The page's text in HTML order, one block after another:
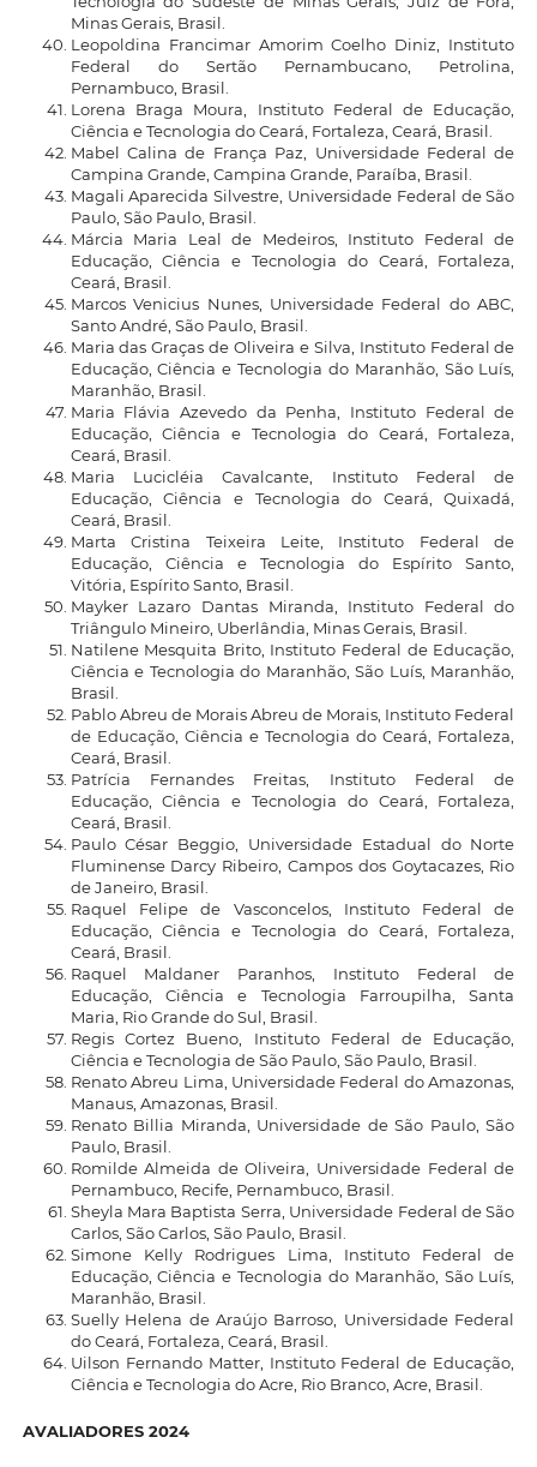
Minas Gerais, Brasil.
Leopoldina Francimar Amorim Coelho Diniz, Instituto
Federal do Sertão Pernambucano, Petrolina,
Pernambuco, Brasil.
Lorena Braga Moura, Instituto Federal de Educação,
Ciência e Tecnologia do Ceará, Fortaleza, Ceará, Brasil.
Mabel Calina de França Paz, Universidade Federal de
Campina Grande, Campina Grande, Paraíba, Brasil.
Magali Aparecida Silvestre, Universidade Federal de São
Paulo, São Paulo, Brasil.
Márcia Maria Leal de Medeiros, Instituto Federal de
Educação, Ciência e Tecnologia do Ceará, Fortaleza,
Ceará, Brasil.
Marcos Venicius Nunes, Universidade Federal do ABC,
Santo André, São Paulo, Brasil.
Maria das Graças de Oliveira e Silva, Instituto Federal de
Educação, Ciência e Tecnologia do Maranhão, São Luís,
Maranhão, Brasil.
Maria Flávia Azevedo da Penha, Instituto Federal de
Educação, Ciência e Tecnologia do Ceará, Fortaleza,
Ceará, Brasil.
Maria Lucicléia Cavalcante, Instituto Federal de
Educação, Ciência e Tecnologia do Ceará, Quixadá,
Ceará, Brasil.
Marta Cristina Teixeira Leite, Instituto Federal de
Educação, Ciência e Tecnologia do Espírito Santo,
Vitória, Espírito Santo, Brasil.
Mayker Lazaro Dantas Miranda, Instituto Federal do
Triângulo Mineiro, Uberlândia, Minas Gerais, Brasil.
Natilene Mesquita Brito, Instituto Federal de Educação,
Ciência e Tecnologia do Maranhão, São Luís, Maranhão,
Brasil.
Pablo Abreu de Morais Abreu de Morais, Instituto Federal
de Educação, Ciência e Tecnologia do Ceará, Fortaleza,
Ceará, Brasil.
Patrícia Fernandes Freitas, Instituto Federal de
Educação, Ciência e Tecnologia do Ceará, Fortaleza,
Ceará, Brasil.
Paulo César Beggio, Universidade Estadual do Norte
Fluminense Darcy Ribeiro, Campos dos Goytacazes, Rio
de Janeiro, Brasil.
Raquel Felipe de Vasconcelos, Instituto Federal de
Educação, Ciência e Tecnologia do Ceará, Fortaleza,
Ceará, Brasil.
Raquel Maldaner Paranhos, Instituto Federal de
Educação, Ciência e Tecnologia Farroupilha, Santa
Maria, Rio Grande do Sul, Brasil.
Regis Cortez Bueno, Instituto Federal de Educação,
Ciência e Tecnologia de São Paulo, São Paulo, Brasil.
Renato Abreu Lima, Universidade Federal do Amazonas,
Manaus, Amazonas, Brasil.
Renato Billia Miranda, Universidade de São Paulo, São
Paulo, Brasil.
Romilde Almeida de Oliveira, Universidade Federal de
Pernambuco, Recife, Pernambuco, Brasil.
Sheyla Mara Baptista Serra, Universidade Federal de São
Carlos, São Carlos, São Paulo, Brasil.
Simone Kelly Rodrigues Lima, Instituto Federal de
Educação, Ciência e Tecnologia do Maranhão, São Luís,
Maranhão, Brasil.
Suelly Helena de Araújo Barroso, Universidade Federal
do Ceará, Fortaleza, Ceará, Brasil.
Uilson Fernando Matter, Instituto Federal de Educação,
Ciência e Tecnologia do Acre, Rio Branco, Acre, Brasil.
AVALIADORES 2024